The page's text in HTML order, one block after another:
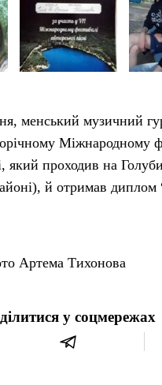
менський музичний
Міжнародному
який проходив на
й отримав диплом
Артема Тихонова
у соцмережах